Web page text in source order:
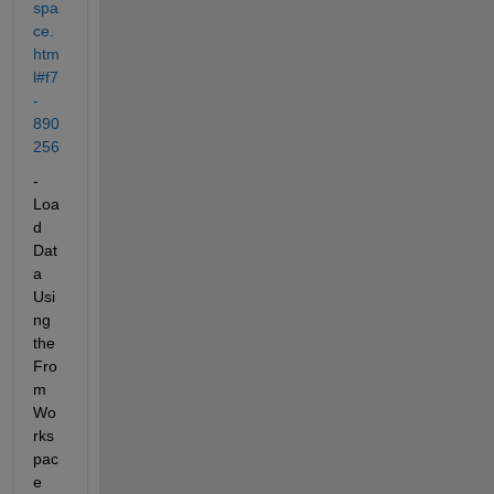
spa
ce.
htm
l#f7
-
890
256
-
Loa
d
Dat
a
Usi
ng
the
Fro
m
Wo
rks
pac
e